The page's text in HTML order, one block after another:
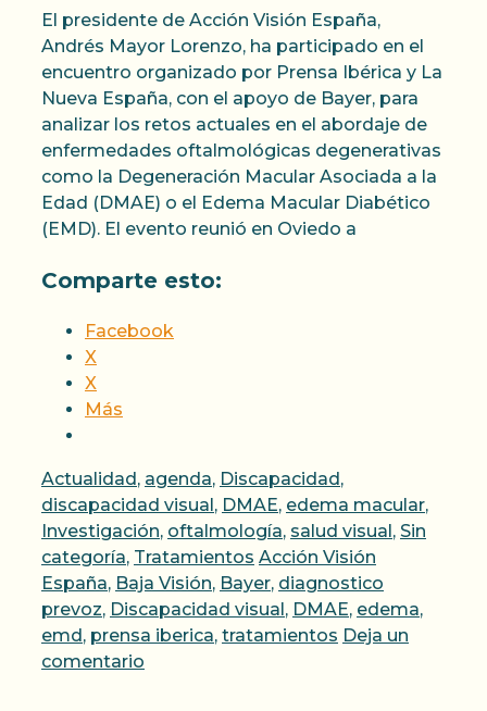
El presidente de Acción Visión España,
Andrés Mayor Lorenzo, ha participado en el
encuentro organizado por Prensa Ibérica y La
Nueva España, con el apoyo de Bayer, para
analizar los retos actuales en el abordaje de
enfermedades oftalmológicas degenerativas
como la Degeneración Macular Asociada a la
Edad (DMAE) o el Edema Macular Diabético
(EMD). El evento reunió en Oviedo a
Comparte esto:
Facebook
X
X
Más
Categorías
Actualidad, agenda, Discapacidad,
discapacidad visual, DMAE, edema macular,
Investigación, oftalmología, salud visual, Sin
categoría, Tratamientos Etiquetas
Acción Visión
España, Baja Visión, Bayer, diagnostico
prevoz, Discapacidad visual, DMAE, edema,
emd, prensa iberica, tratamientos Deja un
comentario